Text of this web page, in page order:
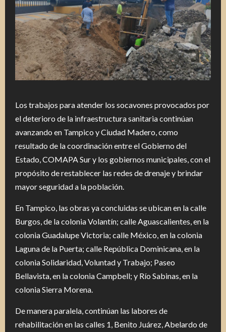
Los trabajos para atender los socavones provocados por
el deterioro de la infraestructura sanitaria continúan
avanzando en Tampico y Ciudad Madero, como
resultado de la coordinación entre el Gobierno del
Estado, COMAPA Sur y los gobiernos municipales, con el
propósito de restablecer las redes de drenaje y brindar
mayor seguridad a la población.
En Tampico, las obras ya concluidas se ubican en la calle
Burgos, de la colonia Volantín; calle Aguascalientes, en la
colonia Guadalupe Victoria; calle México, en la colonia
Laguna de la Puerta; calle República Dominicana, en la
colonia Solidaridad, Voluntad y Trabajo; Paseo
Bellavista, en la colonia Campbell; y Río Sabinas, en la
colonia Sierra Morena.
De manera paralela, continúan las labores de
rehabilitación en las calles 1, Benito Juárez, Abelardo de